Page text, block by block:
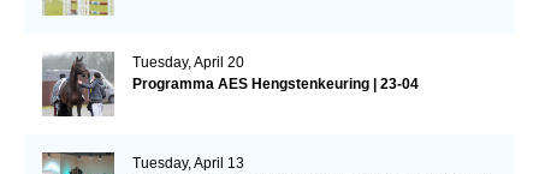
Tuesday, April 20
Programma AES Hengstenkeuring | 23-04
Tuesday, April 13